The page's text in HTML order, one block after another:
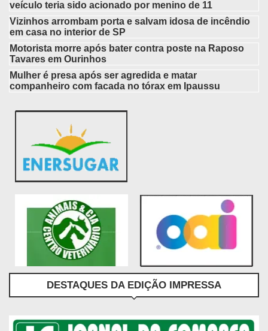
veículo teria sido acionado por menino de 11
Vizinhos arrombam porta e salvam idosa de incêndio
em casa no interior de SP
Motorista morre após bater contra poste na Raposo
Tavares em Ourinhos
Mulher é presa após ser agredida e matar
companheiro com facada no tórax em Ipaussu
DESTAQUES DA EDIÇÃO IMPRESSA